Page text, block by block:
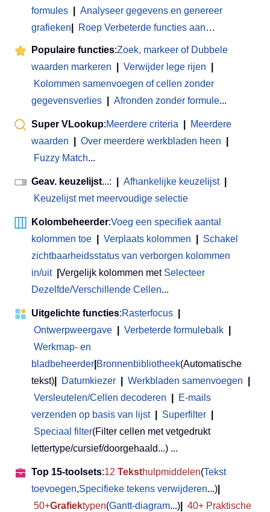
formules
Analyseer gegevens en genereer
grafieken
Roep Verbeterde functies aan…
Populaire functies:Zoek, markeer of Dubbele
waarden markeren
Verwijder lege rijen
Kolommen samenvoegen of cellen zonder
gegevensverlies
Afronden zonder formule...
Super VLookup:Meerdere criteria
Meerdere
waarden
Over meerdere werkbladen heen
Fuzzy Match...
Geav. keuzelijst...: Afhankelijke keuzelijst
Keuzelijst met meervoudige selectie
Kolombeheerder:Voeg een specifiek aantal
kolommen toe
Verplaats kolommen
Schakel
zichtbaarheidsstatus van verborgen kolommen
in/uit
Vergelijk kolommen met Selecteer
Dezelfde/Verschillende Cellen...
Uitgelichte functies:Rasterfocus
Ontwerpweergave
Verbeterde formulebalk
Werkmap- en
bladbeheerder Bronnenbibliotheek(Automatische
tekst)
Datumkiezer Werkbladen samenvoegen
Versleutelen/Cellen decoderen
E-mails
verzenden op basis van lijst
Superfilter
Speciaal filter(Filter cellen met vetgedrukt
lettertype/cursief/doorgehaald...) ...
Top 15-toolsets:12 Teksthulpmiddelen(Tekst
toevoegen,Specifieke tekens verwijderen...)
50+Grafiektypen(Gantt-diagram...)
40+ Praktische